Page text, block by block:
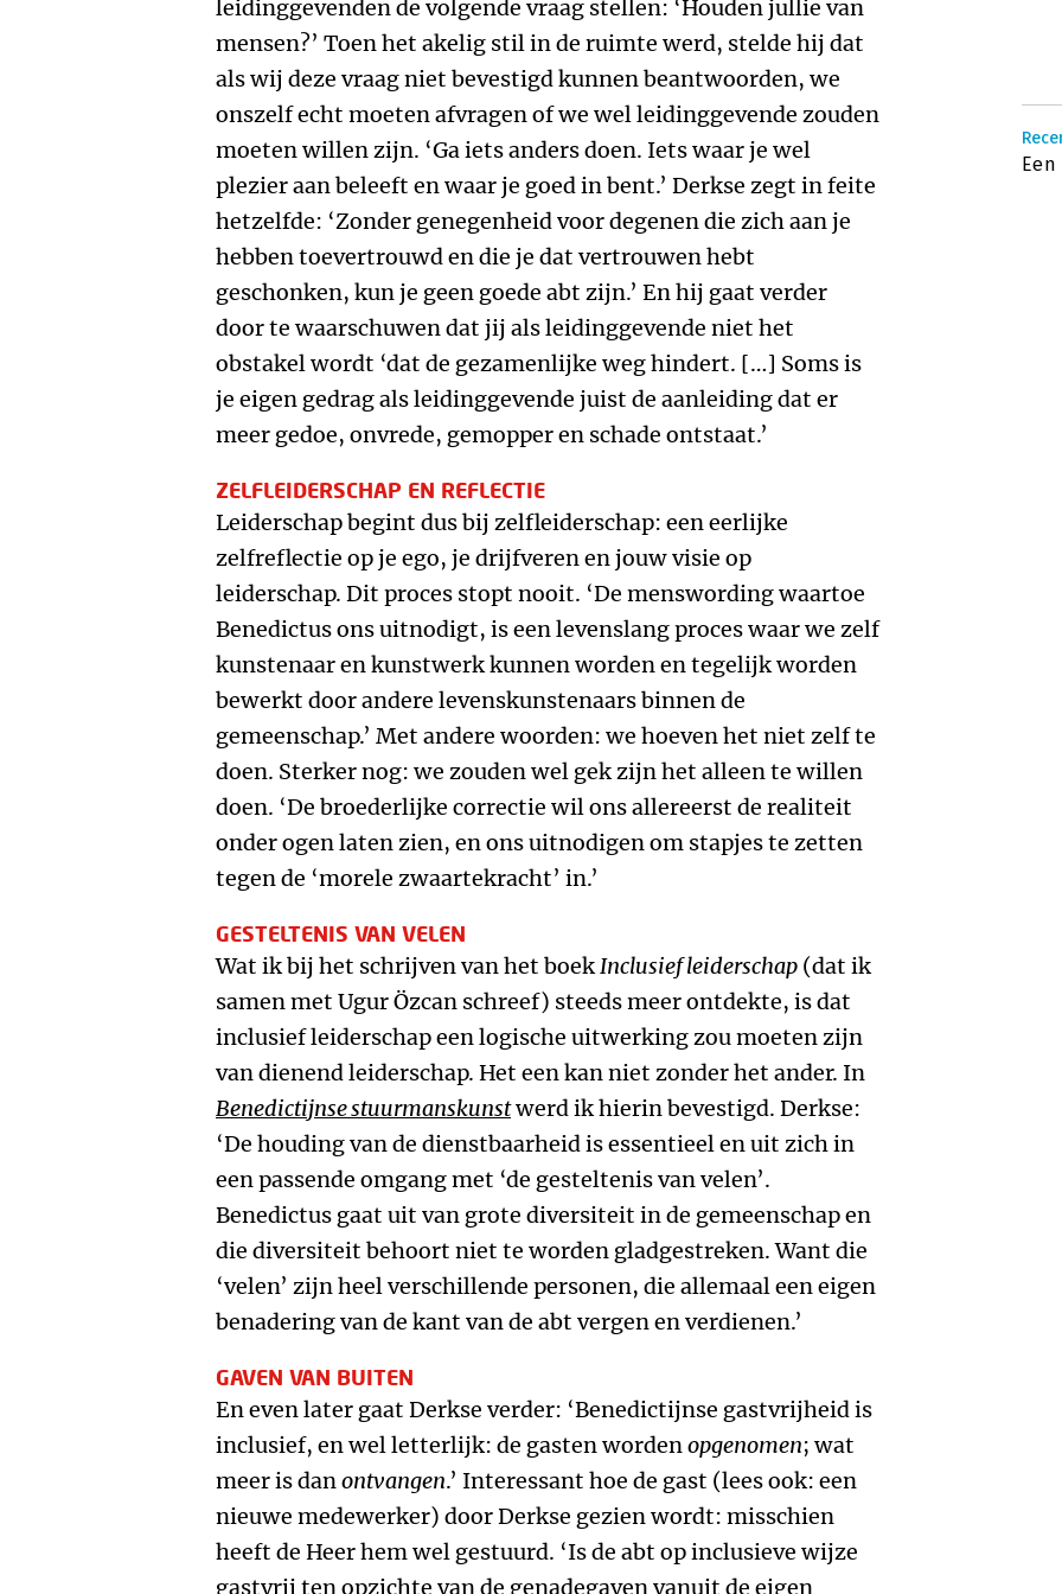
leidinggevenden de volgende vraag stellen: ‘Houden jullie van
mensen?’ Toen het akelig stil in de ruimte werd, stelde hij dat
als wij deze vraag niet bevestigd kunnen beantwoorden, we
onszelf echt moeten afvragen of we wel leidinggevende zouden
moeten willen zijn. ‘Ga iets anders doen. Iets waar je wel
plezier aan beleeft en waar je goed in bent.’ Derkse zegt in feite
hetzelfde: ‘Zonder genegenheid voor degenen die zich aan je
hebben toevertrouwd en die je dat vertrouwen hebt
geschonken, kun je geen goede abt zijn.’ En hij gaat verder
door te waarschuwen dat jij als leidinggevende niet het
obstakel wordt ‘dat de gezamenlijke weg hindert. […] Soms is
je eigen gedrag als leidinggevende juist de aanleiding dat er
meer gedoe, onvrede, gemopper en schade ontstaat.’
ZELFLEIDERSCHAP EN REFLECTIE
Leiderschap begint dus bij zelfleiderschap: een eerlijke
zelfreflectie op je ego, je drijfveren en jouw visie op
leiderschap. Dit proces stopt nooit. ‘De menswording waartoe
Benedictus ons uitnodigt, is een levenslang proces waar we zelf
kunstenaar en kunstwerk kunnen worden en tegelijk worden
bewerkt door andere levenskunstenaars binnen de
gemeenschap.’ Met andere woorden: we hoeven het niet zelf te
doen. Sterker nog: we zouden wel gek zijn het alleen te willen
doen. ‘De broederlijke correctie wil ons allereerst de realiteit
onder ogen laten zien, en ons uitnodigen om stapjes te zetten
tegen de ‘morele zwaartekracht’ in.’
GESTELTENIS VAN VELEN
Wat ik bij het schrijven van het boekInclusief leiderschap (dat ik
samen met Ugur Özcan schreef) steeds meer ontdekte, is dat
inclusief leiderschap een logische uitwerking zou moeten zijn
van dienend leiderschap. Het een kan niet zonder het ander. In
Benedictijnse stuurmanskunstwerd ik hierin bevestigd. Derkse:
‘De houding van de dienstbaarheid is essentieel en uit zich in
een passende omgang met ‘de gesteltenis van velen’.
Benedictus gaat uit van grote diversiteit in de gemeenschap en
die diversiteit behoort niet te worden gladgestreken. Want die
‘velen’ zijn heel verschillende personen, die allemaal een eigen
benadering van de kant van de abt vergen en verdienen.’
GAVEN VAN BUITEN
En even later gaat Derkse verder: ‘Benedictijnse gastvrijheid is
inclusief, en wel letterlijk: de gasten wordenopgenomen; wat
meer is danontvangen.’ Interessant hoe de gast (lees ook: een
nieuwe medewerker) door Derkse gezien wordt: misschien
heeft de Heer hem wel gestuurd. ‘Is de abt op inclusieve wijze
gastvrij ten opzichte van de genadegaven vanuit de eigen